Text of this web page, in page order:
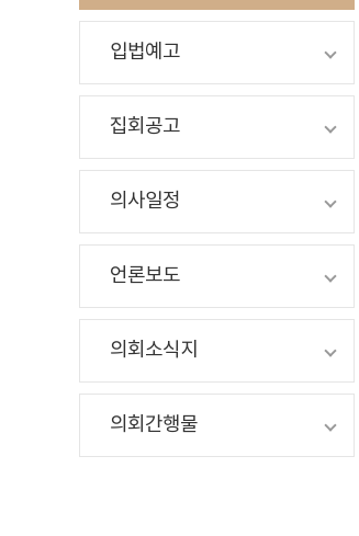
입법예고
집회공고
의사일정
언론보도
의회소식지
의회간행물